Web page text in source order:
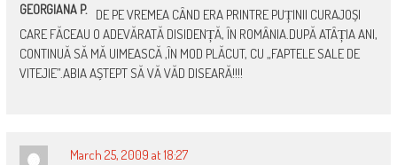
GEORGIANA P.
DE PE VREMEA CÂND ERA PRINTRE PUȚINII CURAJOȘI
CARE FĂCEAU O ADEVĂRATĂ DISIDENȚĂ, ÎN ROMÂNIA.DUPĂ ATÂȚIA ANI,
CONTINUĂ SĂ MĂ UIMEASCĂ ,ÎN MOD PLĂCUT, CU „FAPTELE SALE DE
VITEJIE”.ABIA AȘTEPT SĂ VĂ VĂD DISEARĂ!!!!
March 25, 2009 at 18:27